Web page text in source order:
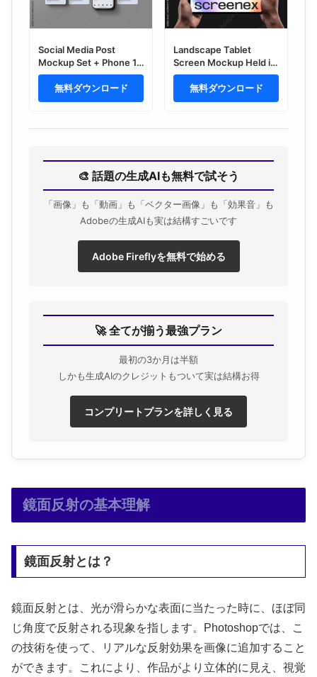
Social Media Post
Mockup Set + Phone 17
(4 Objects)
無料ダウンロード
Landscape Tablet
Screen Mockup Held in
Hands
無料ダウンロード
🎨 話題の生成AIも無料で試そう
「画像」も「動画」も「ベクター画像」も「効果音」も
Adobeの生成AIも実は結構すごいです
Adobe Fireflyを無料で始める
🚀 全てが揃う最強プラン
最初の3か月は半額
しかも生成AIのクレジットもついて実は結構お得
コンプリートプランを詳しく見る
鏡面反射の基本理解
鏡面反射とは？
鏡面反射とは、光が滑らかな表面に当たった時に、ほぼ同
じ角度で反射される現象を指します。Photoshopでは、こ
の技術を使って、リアルな反射効果を画像に追加すること
ができます。これにより、作品がより立体的に見え、視覚